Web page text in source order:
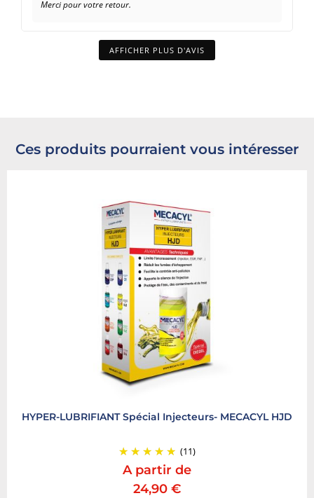
Merci pour votre retour.
AFFICHER PLUS D'AVIS
Ces produits pourraient vous intéresser
HYPER-LUBRIFIANT Spécial Injecteurs- MECACYL HJD
(11)
A partir de
24,90 €